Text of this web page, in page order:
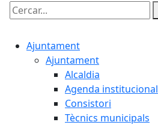
Cercar:
Ajuntament
Ajuntament
Alcaldia
Agenda institucional
Consistori
Tècnics municipals